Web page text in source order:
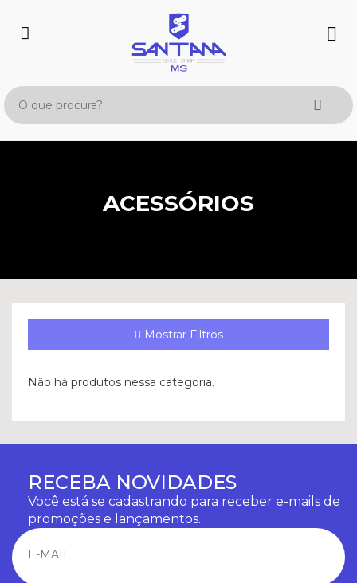
ACESSÓRIOS
Mostrar Filtros
Não há produtos nessa categoria.
RECEBA NOVIDADES
Você está se cadastrando para receber e-mails de
promoções e lançamentos.